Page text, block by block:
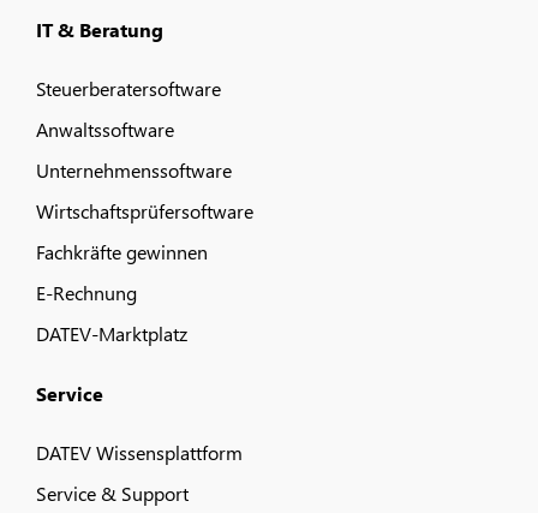
IT & Beratung
Steuerberatersoftware
Anwaltssoftware
Unternehmenssoftware
Wirtschaftsprüfersoftware
Fachkräfte gewinnen
E-Rechnung
DATEV-Marktplatz
Service
DATEV Wissensplattform
Service & Support